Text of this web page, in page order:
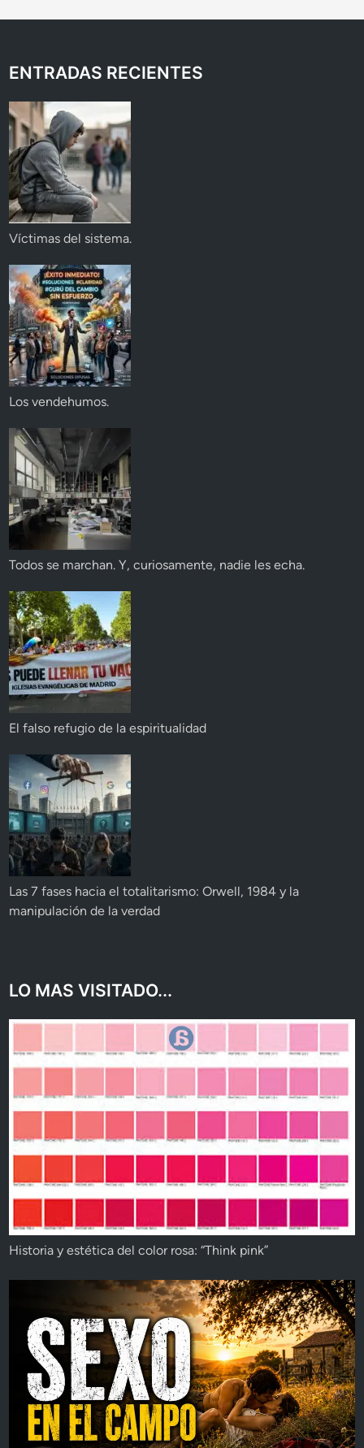
ENTRADAS RECIENTES
Víctimas del sistema.
Los vendehumos.
Todos se marchan. Y, curiosamente, nadie les echa.
El falso refugio de la espiritualidad
Las 7 fases hacia el totalitarismo: Orwell, 1984 y la
manipulación de la verdad
LO MAS VISITADO...
Historia y estética del color rosa: “Think pink”